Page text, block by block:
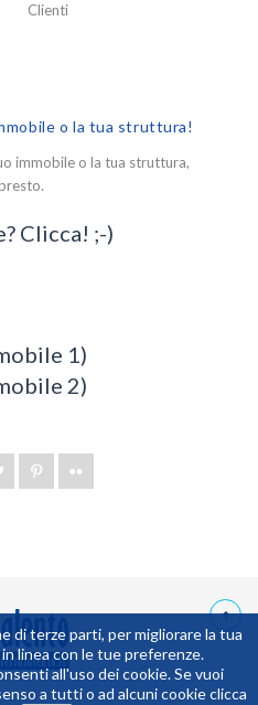
Clienti
o la tua struttura!
immobile o la tua struttura,
Clicca! ;-)
1)
2)
di terze parti, per migliorare la tua
linea con le tue preferenze.
all'uso dei cookie. Se vuoi
a tutti o ad alcuni cookie clicca
37,5979